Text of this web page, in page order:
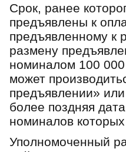
Срок, ранее
предъявлены к
предъявленному к
размену
номиналом 100
может
предъявлении»
более поздняя
номиналов
Уполномоченный